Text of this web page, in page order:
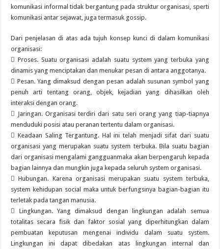
komunikasi informal tidak bergantung pada struktur organisasi, sperti
komunikasi antar sejawat, juga termasuk gossip.
Dari penjelasan di atas ada tujuh konsep kunci di dalam komunikasi
organisasi:
 Proses. Suatu organisasi adalah suatu system yang terbuka yang
dinamis yang menciptakan dan menukar pesan di antara anggotanya.
 Pesan. Yang dimaksud dengan pesan adalah susunan symbol yang
penuh arti tentang orang, objek, kejadian yang dihasilkan oleh
interaksi dengan orang.
 Jaringan. Organisasi terdiri dari satu seri orang yang tiap-tiapnya
menduduki posisi atau peranan tertentu dalam organisasi.
 Keadaan Saling Tergantung. Hal ini telah menjadi sifat dari suatu
organisasi yang merupakan suatu system terbuka. Bila suatu bagian
dari organisasi mengalami gangguanmaka akan berpengaruh kepada
bagian lainnya dan mungkin juga kepada seluruh system organisasi.
 Hubungan. Karena organisasi merupakan suatu system terbuka,
system kehidupan social maka untuk berfungsinya bagian-bagian itu
terletak pada tangan manusia.
 Lingkungan. Yang dimaksud dengan lingkungan adalah semua
totalitas secara fisik dan faktor sosial yang diperhitungkan dalam
pembuatan keputusan mengenai individu dalam suatu system.
Lingkungan ini dapat dibedakan atas lingkungan internal dan